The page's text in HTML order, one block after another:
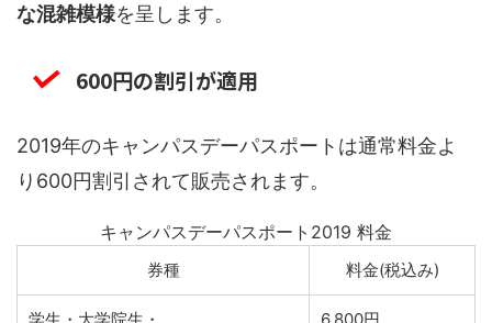
な混雑模様を呈します。
600円の割引が適用
2019年のキャンパスデーパスポートは通常料金よ
り600円割引されて販売されます。
キャンパスデーパスポート2019 料金
券種 料金(税込み)